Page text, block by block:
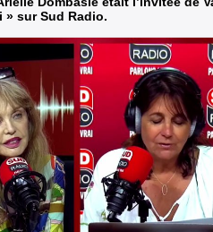
» sur Sud Radio.